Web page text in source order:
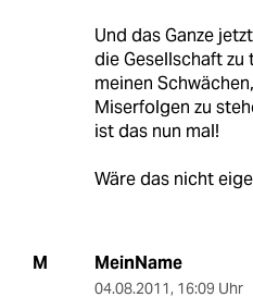
Und das Ganze
die Gesellschaft zu
meinen
Miserfolgen zu
ist das nun mal!
Wäre das nicht
M MeinName
04.08.2011, 16:09 Uhr